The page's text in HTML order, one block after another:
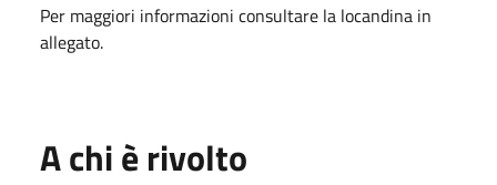
Per maggiori informazioni consultare la locandina in
allegato.
A chi è rivolto